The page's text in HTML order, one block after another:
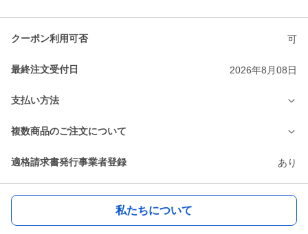
クーポン利用可否 可
最終注文受付日 2026年8月08日
支払い方法
複数商品のご注文について
適格請求書発行事業者登録 あり
私たちについて